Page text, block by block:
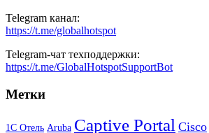
Telegram канал:
https://t.me/globalhotspot
Telegram-чат техподдержки:
https://t.me/GlobalHotspotSupportBot
Метки
1С Отель Aruba Captive Portal Cisco